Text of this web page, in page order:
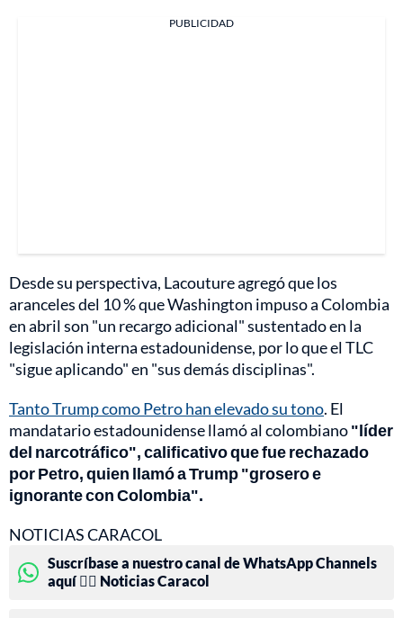
PUBLICIDAD
Desde su perspectiva, Lacouture agregó que los
aranceles del 10 % que Washington impuso a Colombia
en abril son "un recargo adicional" sustentado en la
legislación interna estadounidense, por lo que el TLC
"sigue aplicando" en "sus demás disciplinas".
Tanto Trump como Petro han elevado su tono. El
mandatario estadounidense llamó al colombiano"líder
del narcotráfico", calificativo que fue rechazado
por Petro, quien llamó a Trump "grosero e
ignorante con Colombia".
NOTICIAS CARACOL
Suscríbase a nuestro canal de WhatsApp Channels
aquí 👉🏻 Noticias Caracol